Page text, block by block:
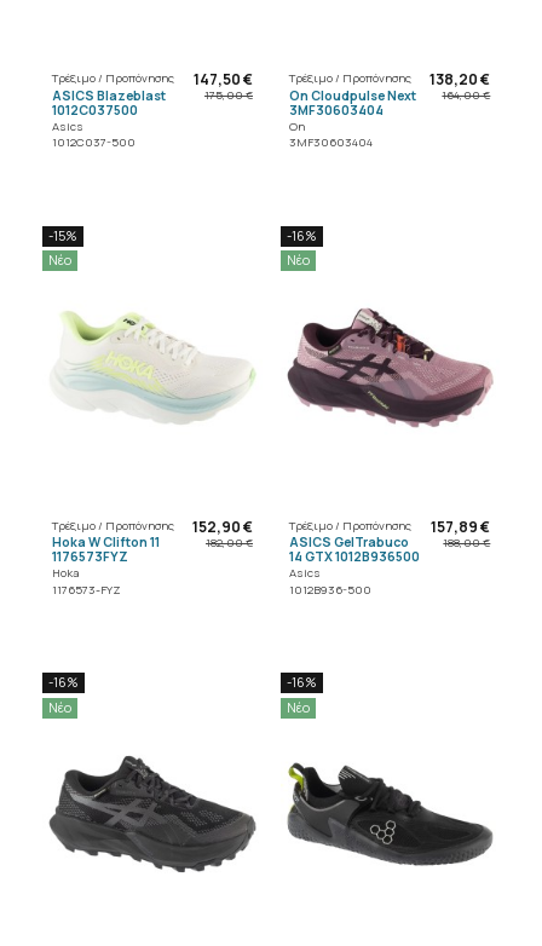
Τρέξιμο / Προπόνησης
ASICS Blazeblast
1012C037500
Asics
1012C037-500
147,50 €
175,00 €
Τρέξιμο / Προπόνησης
On Cloudpulse Next
3MF30603404
On
3MF30603404
138,20 €
164,00 €
-15%
Νέο
Τρέξιμο / Προπόνησης
Hoka W Clifton 11
1176573FYZ
Hoka
1176573-FYZ
152,90 €
182,00 €
-16%
Νέο
Τρέξιμο / Προπόνησης
ASICS GelTrabuco
14 GTX 1012B936500
Asics
1012B936-500
157,89 €
188,00 €
-16%
Νέο
-16%
Νέο